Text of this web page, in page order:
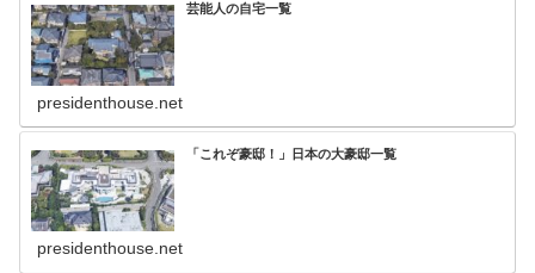
芸能人の自宅一覧
presidenthouse.net
「これぞ豪邸！」日本の大豪邸一覧
presidenthouse.net